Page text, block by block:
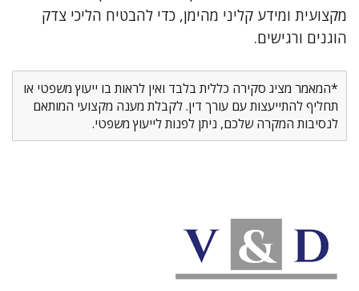
מקצועית ומידע קליני מהימן, כדי להבטיח הליכי צדק
הוגנים ורגישים.
*המאמר מציג סקירה כללית בלבד ואין לראות בו ייעוץ משפטי או
תחליף להתייעצות עם עורך דין. לקבלת מענה מקצועי המותאם
לנסיבות המקרה שלכם, ניתן לפנות לייעוץ משפטי.